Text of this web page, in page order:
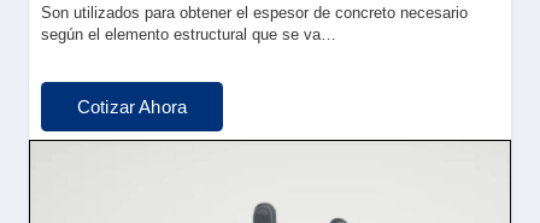
Son utilizados para obtener el espesor de concreto necesario
según el elemento estructural que se va…
Cotizar Ahora